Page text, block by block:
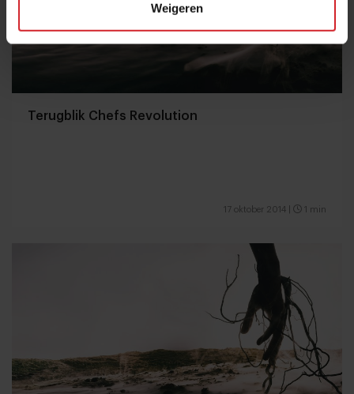
Weigeren
Terugblik Chefs Revolution
17 oktober 2014 1 min